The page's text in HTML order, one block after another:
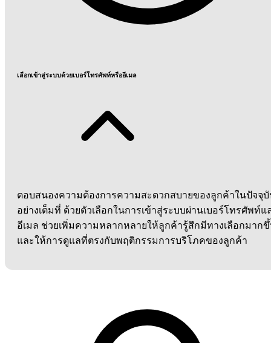
เลือกเข้าสู่ระบบด้วยเบอร์โทรศัพท์หรืออีเมล
ตอบสนองความต้องการความสะดวกสบายของลูกค้าในปัจจุ
อย่างเต็มที่ ด้วยตัวเลือกในการเข้าสู่ระบบผ่านเบอร์โทรศัพท์แ
อีเมล ช่วยเพิ่มความหลากหลายให้ลูกค้ารู้สึกมีทางเลือกมาก
และให้การดูแลที่ตรงกับพฤติกรรมการบริโภคของลูกค้า